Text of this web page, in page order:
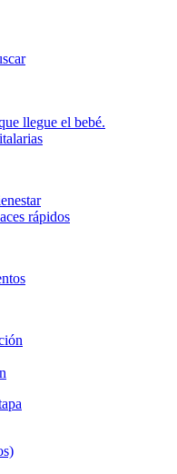
llegue el bebé.
rápidos